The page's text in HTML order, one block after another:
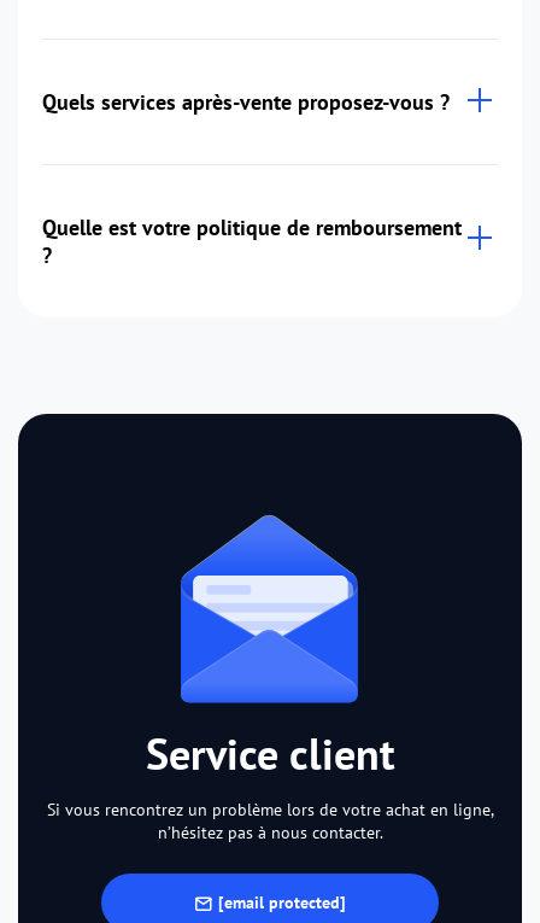
Quels services après-vente proposez-vous ?
Quelle est votre politique de remboursement
?
Service client
Si vous rencontrez un problème lors de votre achat en ligne,
n’hésitez pas à nous contacter.
[email protected]